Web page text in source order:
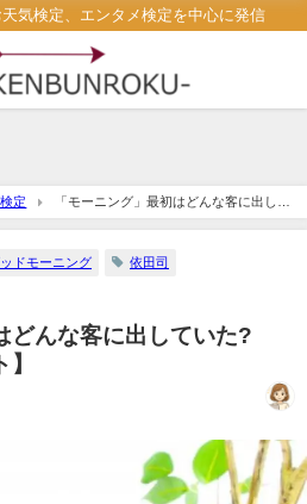
気検定、エンタメ検定を中心に発信
定
「モーニング」最初はどんな客に出して
ドモーニング 依田司
どんな客に出していた?